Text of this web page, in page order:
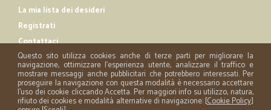
La mia lista dei desideri
Registrati
Contattaci
Questo sito utilizza cookies anche di terze parti per migliorare la
navigazione, ottimizzare l'esperienza utente, analizzare il traffico e
mostrare messaggi anche pubblicitari che potrebbero interessati. Per
proseguire la navigazione con questa modalità è necessario accettare
l'uso dei cookie cliccando Accetta. Per maggiori info su utilizzo, natura,
rifiuto dei cookies e modalità alternative di navigazione: [Cookie Policy]